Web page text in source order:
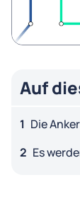
Auf
Die
Es